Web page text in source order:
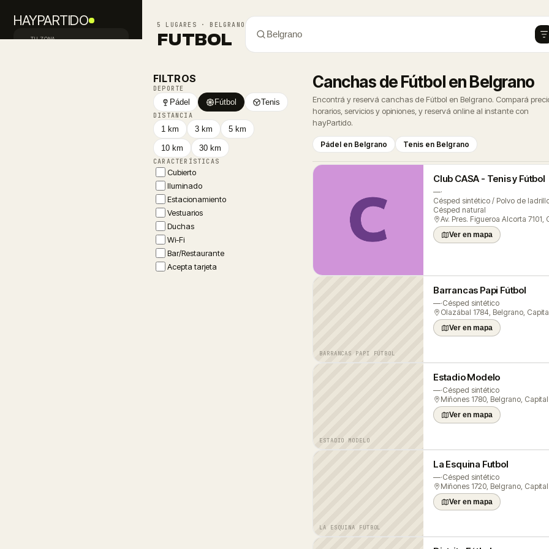
5 LUGARES · BELGRANO
FUTBOL Belgrano
FILTROS
DEPORTE
Pádel Fútbol Tenis
DISTANCIA
1 km 3 km 5 km
10 km 30 km
CARACTERÍSTICAS
Cubierto
Iluminado
Estacionamiento
Vestuarios
Duchas
Wi-Fi
Bar/Restaurante
Acepta tarjeta
Canchas de Fútbol en Belgrano
Encontrá y reservá canchas de Fútbol en Belgrano. Compará
horarios, servicios y opiniones, y reservá online al instante con
hayPartido.
Pádel en Belgrano Tenis en Belgrano
Club CASA - Tenis y Fútbol
—·
Césped sintético / Polvo de
Césped natural
Ver en mapa
BARRANCAS PAPI FÚTBOL
Barrancas Papi Fútbol
—·Césped sintético
Ver en mapa
ESTADIO MODELO
Estadio Modelo
—·Césped sintético
Ver en mapa
LA ESQUINA FUTBOL
La Esquina Futbol
—·Césped sintético
Ver en mapa
HAYPARTIDO
TU ZONA